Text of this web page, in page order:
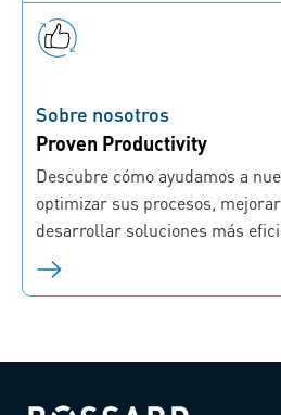
Sobre nosotros
Proven Productivity
Descubre cómo ayudamos a
optimizar sus procesos,
desarrollar soluciones más